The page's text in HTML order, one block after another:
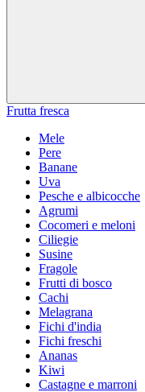
Frutta fresca
Mele
Pere
Banane
Uva
Pesche e albicocche
Agrumi
Cocomeri e meloni
Ciliegie
Susine
Fragole
Frutti di bosco
Cachi
Melagrana
Fichi d'india
Fichi freschi
Ananas
Kiwi
Castagne e marroni